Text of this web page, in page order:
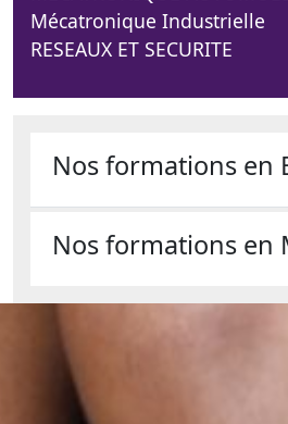
Mécatronique Industrielle
RESEAUX ET SECURITE
Nos formations en
Nos formations en